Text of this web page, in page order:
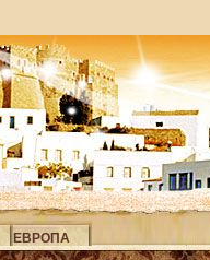
ЕВРОПА